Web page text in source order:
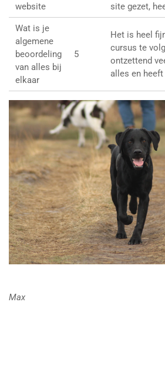
website
site gezet,
Wat is je
algemene
beoordeling
van alles bij
elkaar
5
Het is heel
cursus te
ontzettend
alles en
Max